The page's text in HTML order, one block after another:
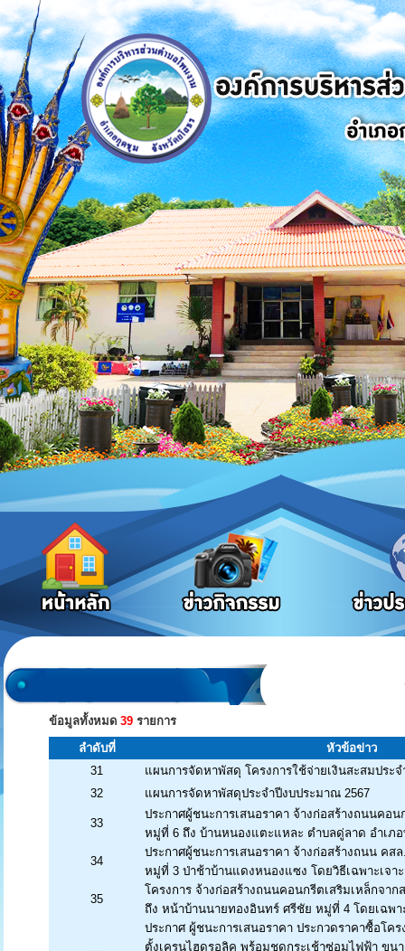
ข้อมูลทั้งหมด 39 รายการ
ลำดับที่
หัวข้อข่าว
31
แผนการจัดหาพัสดุ โครงการใช้จ่ายเงินสะสมประ
32
แผนการจัดหาพัสดุประจำปีงบประมาณ 2567
33
ประกาศผู้ชนะการเสนอราคา จ้างก่อสร้างถนนคอน
หมู่ที่ 6 ถึง บ้านหนองแตะแหละ ตำบลดู่ลาด อำเภอ
34
ประกาศผู้ชนะการเสนอราคา จ้างก่อสร้างถนน คส
หมู่ที่ 3 ป่าช้าบ้านแดงหนองแซง โดยวิธีเฉพาะเจา
35
โครงการ จ้างก่อสร้างถนนคอนกรีตเสริมเหล็กจา
ถึง หน้าบ้านนายทองอินทร์ ศรีชัย หมู่ที่ 4 โดยเฉพา
ประกาศ ผู้ชนะการเสนอราคา ประกวดราคาซื้อโค
ตั้งเครนไฮดรอลิค พร้อมชุดกระเช้าซ่อมไฟฟ้า ขน